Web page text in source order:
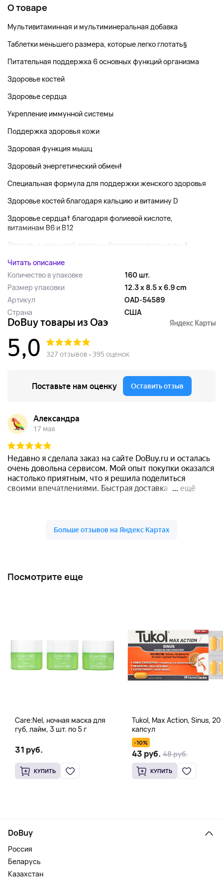
О товаре
Мультивитаминная и мультиминеральная добавка
Таблетки меньшего размера, которые легко глотать§
Питательная поддержка 6 основных функций организма
Здоровье костей
Здоровье сердца
Укрепление иммунной системы
Поддержка здоровья кожи
Здоровая функция мышц
Здоровый энергетический обмен‡
Специальная формула для поддержки женского здоровья
Здоровье костей благодаря кальцию и витамину D
Здоровье сердца† благодаря фолиевой кислоте,
витаминам B6 и B12
Здоровье иммунной системы благодаря витаминам A,...
Читать описание
Количество в упаковке
160 шт.
Размер упаковки
12.3 x 8.5 x 6.9 cm
Артикул
OAD-54589
Страна
США
Посмотрите еще
Care:Nel, ночная маска для
губ, лайм, 3 шт. по 5 г
31 руб.
КУПИТЬ
Tukol, Max Action, Sinus, 20
капсул
-10%
43 руб. 48 руб.
КУПИТЬ
DoBuy
Россия
Беларусь
Казахстан